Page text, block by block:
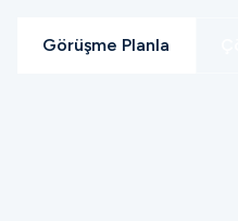
Görüşme Planla